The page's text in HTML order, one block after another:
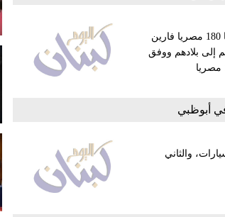
منع متظاهرون تونسيون في مدينة بن قردان القريبة من معبر راس الجدير الحدودي مع ليبيا 180 مصريا فارين
إلى بلادهم ووفق
مصدر أمني فإن "مفاوضات جارية" مع المتظاهرين لفتح الطريق. علق الجمعة أكثر من 180 مصريا
لإصلاح السيارات، والثاني